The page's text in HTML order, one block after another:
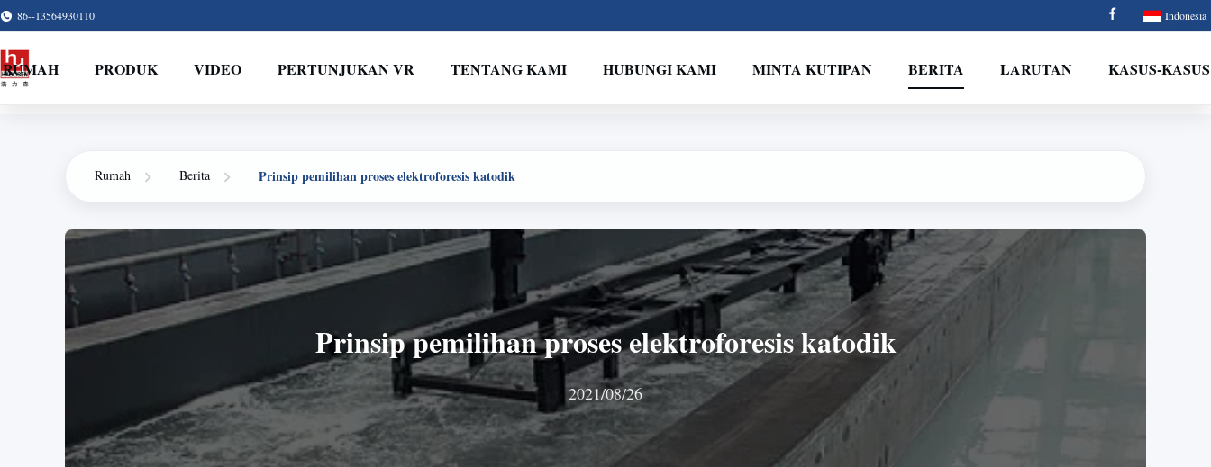
86--13564930110 Indonesia
RUMAH PRODUK VIDEO PERTUNJUKAN VR TENTANG KAMI HUBUNGI KAMI MINTA KUTIPAN BERITA LARUTAN KASUS-KASUS
Rumah Berita Prinsip pemilihan proses elektroforesis katodik
Prinsip pemilihan proses elektroforesis katodik
2021/08/26